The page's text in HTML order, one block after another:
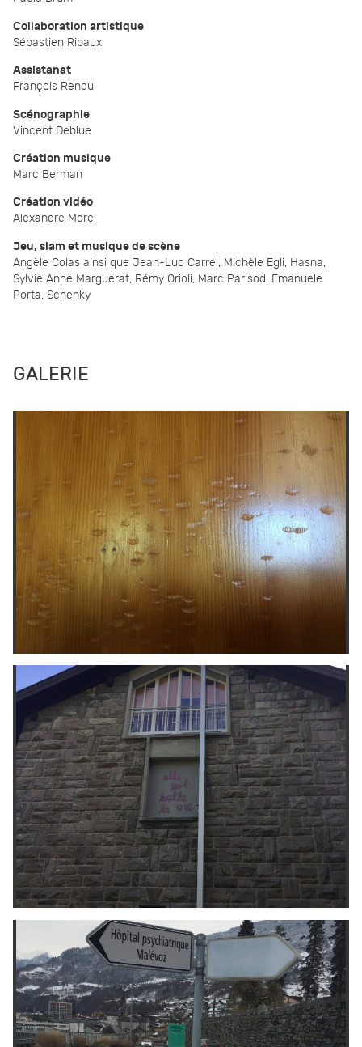
Collaboration artistique
Sébastien Ribaux
Assistanat
François Renou
Scénographie
Vincent Deblue
Création musique
Marc Berman
Création vidéo
Alexandre Morel
Jeu, slam et musique de scène
Angèle Colas ainsi que Jean-Luc Carrel, Michèle Egli, Hasna,
Sylvie Anne Marguerat, Rémy Orioli, Marc Parisod, Emanuele
Porta, Schenky
GALERIE